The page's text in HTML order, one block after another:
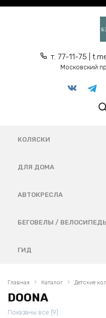
Перейти
т. 77-11-75 |
Московский
КОЛЯСКИ
ДЛЯ ДОМА
АВТОКРЕСЛА
БЕГОВЕЛЫ /
ГИД
Главная Каталог Детские
DOONA
Показаны все (9)